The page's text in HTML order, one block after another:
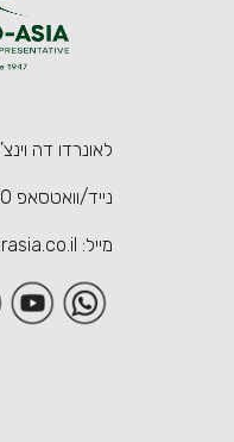
לאונרדו דה וינצ'י 12, תל-
נייד/וואטסאפ
מייל: